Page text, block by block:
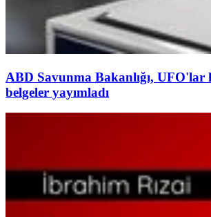
ABD Savunma Bakanlığı, UFO'lar
belgeler yayımladı